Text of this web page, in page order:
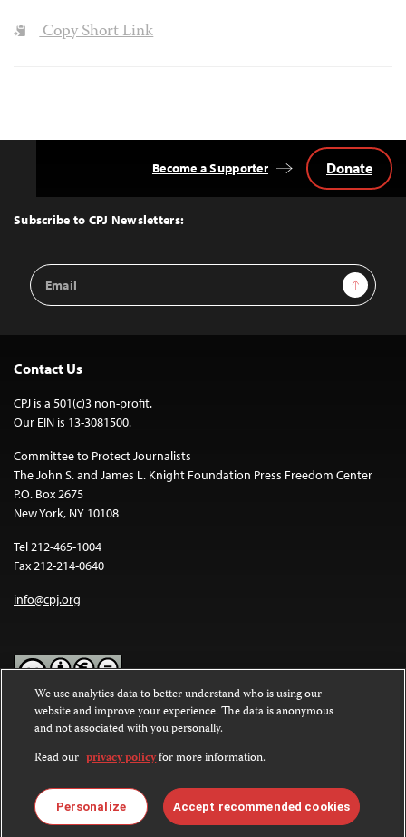
Copy Short Link
Top
Subscribe to CPJ Newsletters:
Email
Address
Sign Up
Become a Supporter Donate
Contact Us
CPJ is a 501(c)3 non-profit.
Our EIN is 13-3081500.
Committee to Protect Journalists
The John S. and James L. Knight Foundation Press Freedom Center
P.O. Box 2675
New York, NY 10108
Tel 212-465-1004
Fax 212-214-0640
info@cpj.org
Except where noted, text on this website is licensed under a
Commons Attribution-NonCommercial-NoDerivatives 4.0
International License.
Images and other media are not covered by the Creative Commons
license. For more information about permissions, see ourFAQs
We use analytics data to better understand who is using our
website and improve your experience. The data is anonymous
and not associated with you personally.
Read our privacy policyfor more information.
Personalize Accept recommended cookies